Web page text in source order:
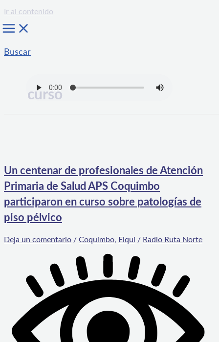
Ir al contenido
Buscar
curso
Un centenar de profesionales de Atención
Primaria de Salud APS Coquimbo
participaron en curso sobre patologías de
piso pélvico
Deja un comentario / Coquimbo, Elqui / Radio Ruta Norte